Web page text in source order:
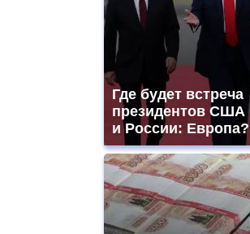
Где будет встреча
президентов США
и России: Европа?